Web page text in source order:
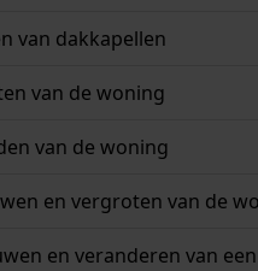
van dakkapellen
van de woning
van de woning
en vergroten van de
en veranderen van